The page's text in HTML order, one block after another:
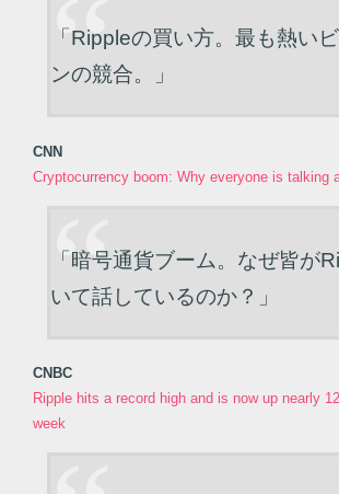
「Rippleの買い方。最も熱い
ンの競合。」
CNN
Cryptocurrency boom: Why everyone is talking
「暗号通貨ブーム。なぜ皆が
いて話しているのか？」
CNBC
Ripple hits a record high and is now up nearly
week